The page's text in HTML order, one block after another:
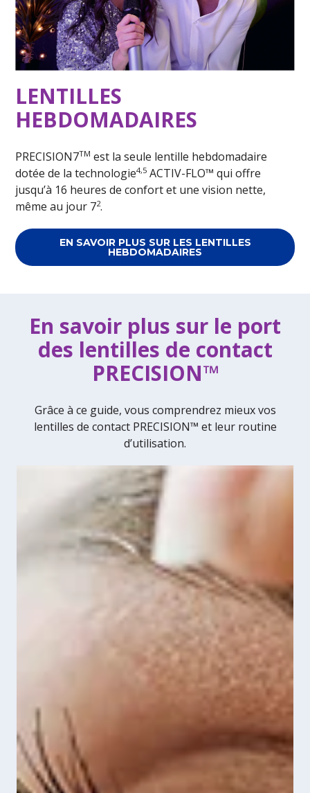
LENTILLES
HEBDOMADAIRES
PRECISION7TM est la seule lentille hebdomadaire
dotée de la technologie4,5 ACTIV-FLO™ qui offre
jusqu’à 16 heures de confort et une vision nette,
même au jour 72.
EN SAVOIR PLUS SUR LES LENTILLES
HEBDOMADAIRES
En savoir plus sur le port
des lentilles de contact
PRECISION™
Grâce à ce guide, vous comprendrez mieux vos
lentilles de contact PRECISION™ et leur routine
d’utilisation.